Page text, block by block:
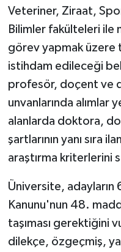
Veteriner, Ziraat,
Bilimler fakülteleri ile
görev yapmak
istihdam edileceği
profesör, doçent ve
unvanlarında alımlar
alanlarda doktora,
şartlarının yanı sıra
araştırma kriterlerini
Üniversite, adayların
Kanunu'nun 48.
taşıması gerektiğini
dilekçe, özgeçmiş,